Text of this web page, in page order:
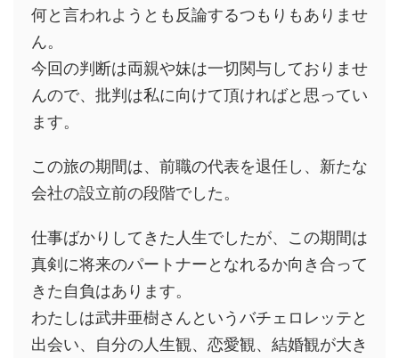
何と言われようとも反論するつもりもありませ
ん。
今回の判断は両親や妹は一切関与しておりませ
んので、批判は私に向けて頂ければと思ってい
ます。
この旅の期間は、前職の代表を退任し、新たな
会社の設立前の段階でした。
仕事ばかりしてきた人生でしたが、この期間は
真剣に将来のパートナーとなれるか向き合って
きた自負はあります。
わたしは武井亜樹さんというバチェロレッテと
出会い、自分の人生観、恋愛観、結婚観が大き